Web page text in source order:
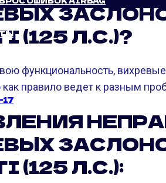
17
(125 Л.С.)?
функциональность,
как правило ведет к разным
(125 Л.С.):